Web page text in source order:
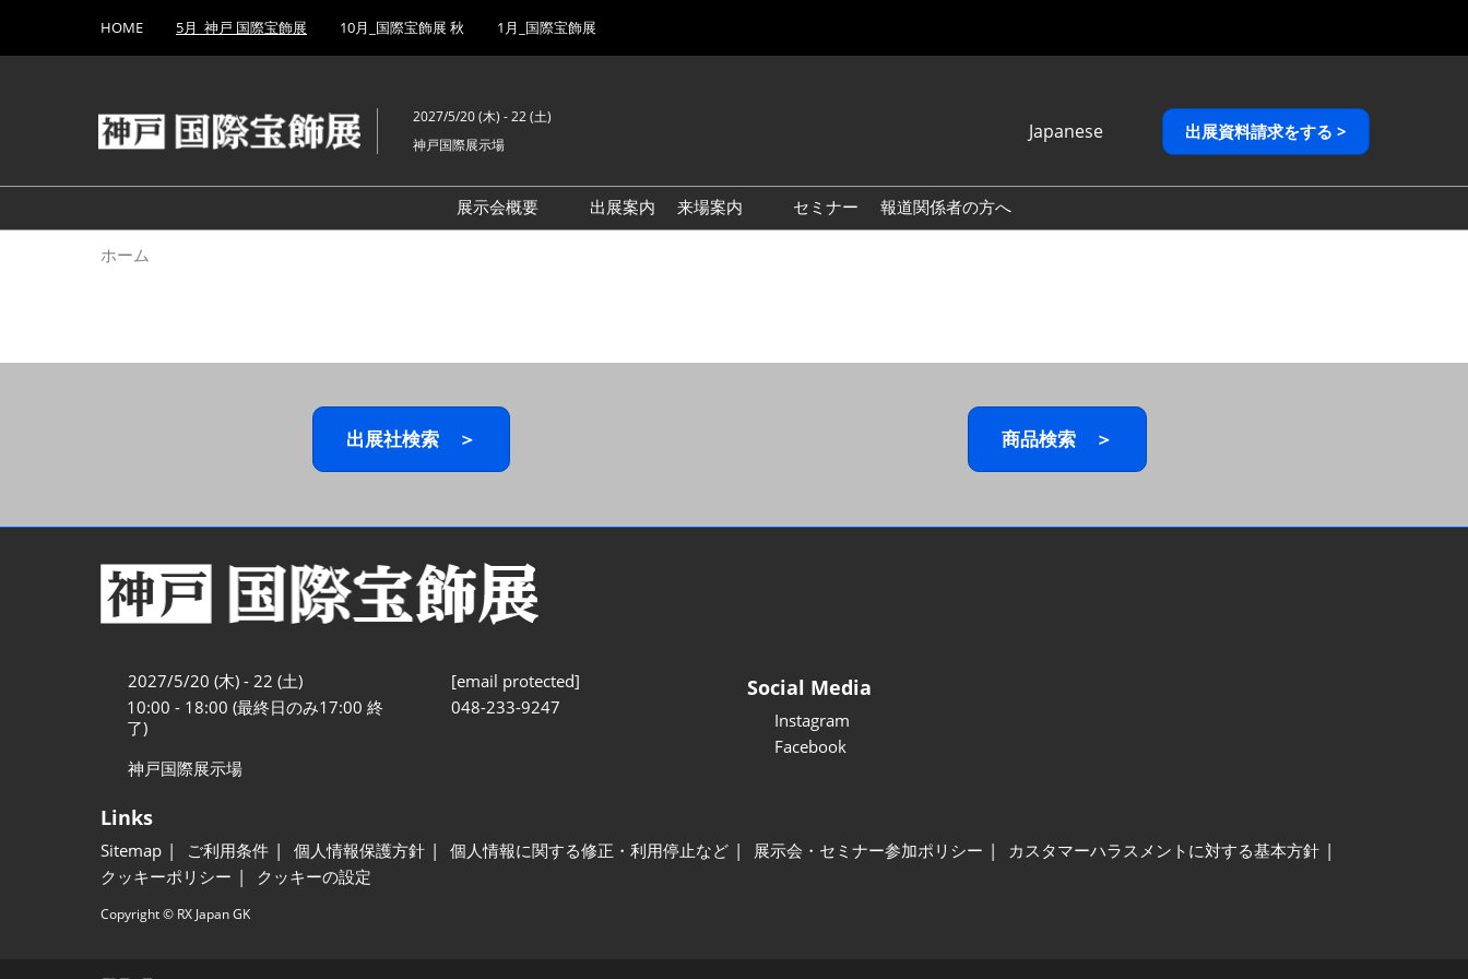
キ
し
て
to
HOME 5月_神戸 国際宝飾展 10月_国際宝飾展 秋 1月_国際宝飾展
2027/5/20 (木) - 22 (土)
神戸国際展示場
Japanese
English
繁體中文
出展資料請求をする >
展示会概要
出展案内
来場案内
セミナー 報道関係者の方へ
ホーム
出展社検索 ＞ 商品検索 ＞
2027/5/20 (木) - 22 (土)
10:00 - 18:00 (最終日のみ17:00 終
了)
神戸国際展示場
[email protected]
048-233-9247
Social Media
Instagram
Facebook
Links
Sitemap ご利用条件 個人情報保護方針 個人情報に関する修正・利用停止など 展示会・セミナー参加ポリシー
カスタマーハラスメントに対する基本方針
クッキーポリシー
クッキーの設定
Copyright © RX Japan GK